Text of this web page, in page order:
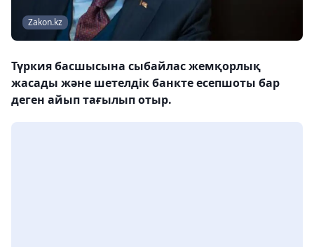
Zakon.kz
Түркия басшысына сыбайлас жемқорлық
жасады және шетелдік банкте есепшоты бар
деген айып тағылып отыр.